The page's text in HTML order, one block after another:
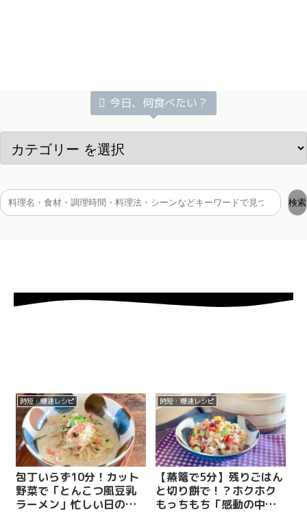
今日、何食べたい？
検索
時短・爆速レシピ
包丁いらず10分！カット
野菜で「とんこつ風豆乳
ラーメン」忙しい日の救
時短・爆速レシピ
【蒸篭で5分】残りごはん
と切り餅で！？ホクホク
もっちもち「感動の中華